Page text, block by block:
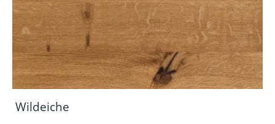
Wildeiche